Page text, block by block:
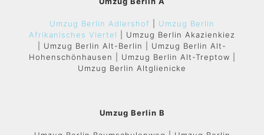
Umzug Berlin Adlershof
Umzug Berlin
Afrikanisches Viertel
| Umzug Berlin Akazienkiez
| Umzug Berlin Alt-Berlin | Umzug Berlin Alt-
Hohenschönhausen | Umzug Berlin Alt-Treptow |
Umzug Berlin Altglienicke
Umzug Berlin B